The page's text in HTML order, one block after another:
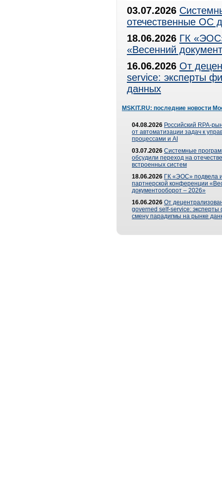
03.07.2026
отечественные ОС
18.06.2026 ГК
«Весенний
16.06.2026 От
service: эксперты
данных
MSKIT.RU: последние новости
04.08.2026 Российский RPA-
от автоматизации задач к
процессами и AI
03.07.2026 Системные
обсудили переход на
встроенных систем
18.06.2026 ГК «ЭОС» подвела
партнерской конференции
документооборот – 2026»
16.06.2026 От
governed self-service: эксперты
смену парадигмы на рынке